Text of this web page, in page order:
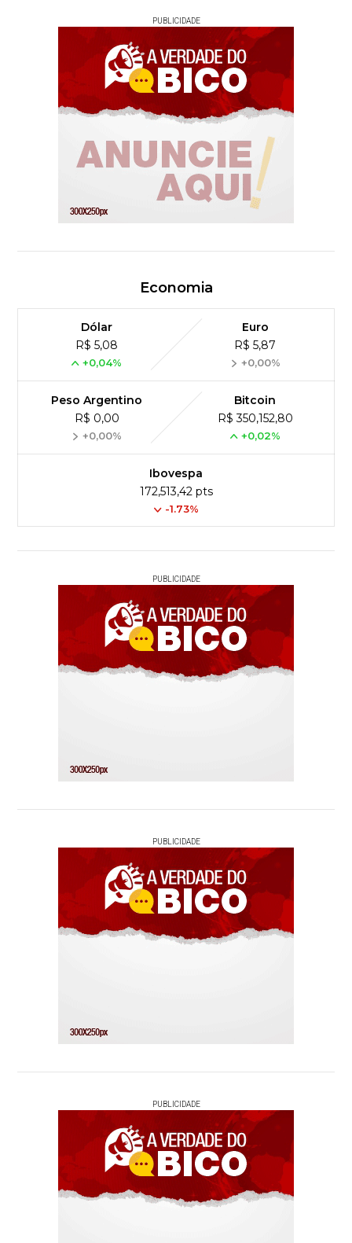
PUBLICIDADE
Economia
Dólar
R$ 5,08
+0,04%
Euro
R$ 5,87
+0,00%
Peso Argentino
R$ 0,00
+0,00%
Bitcoin
R$ 350,152,80
+0,02%
Ibovespa
172,513,42 pts
-1.73%
PUBLICIDADE
PUBLICIDADE
PUBLICIDADE